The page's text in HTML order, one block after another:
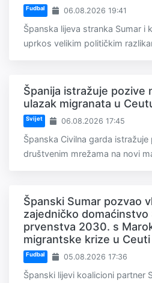
Fudbal 06.08.2026 19:41
Španska lijeva stranka Sumar i
uprkos velikim političkim
Španija istražuje pozive
ulazak migranata u
Svijet 06.08.2026 17:45
Španska Civilna garda
društvenim mrežama na novi
Španski Sumar pozvao
zajedničko domaćinstvo
prvenstva 2030. s
migrantske krize u Ceuti
Fudbal 05.08.2026 17:36
Španski lijevi koalicioni partner